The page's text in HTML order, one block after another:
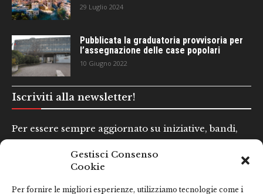
Gestisci Consenso
Cookie
Per fornire le migliori esperienze, utilizziamo tecnologie come i
29 Luglio 2024
Pubblicata la graduatoria provvisoria per
l’assegnazione delle case popolari
10 Giugno 2022
Iscriviti alla newsletter!
Per essere sempre aggiornato su iniziative, bandi,